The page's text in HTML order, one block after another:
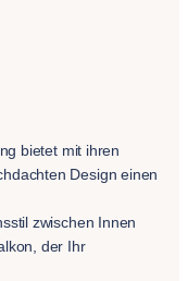
bietet mit ihren
Design einen
zwischen Innen
der Ihr